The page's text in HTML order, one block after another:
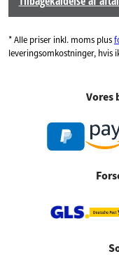
* Alle priser inkl. moms plus
leveringsomkostninger, hvis
Vores